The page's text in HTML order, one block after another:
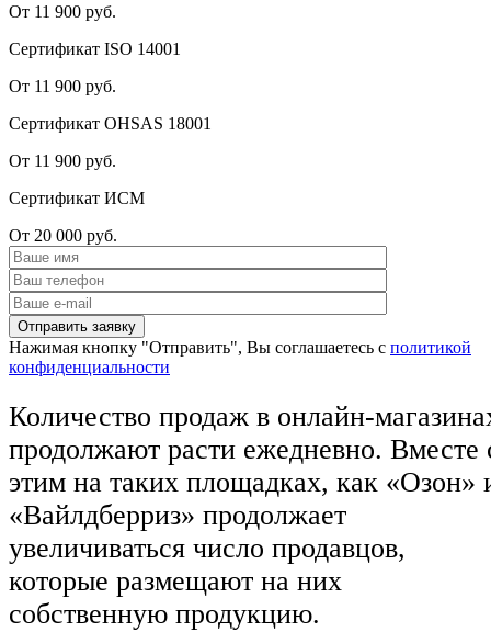
От 11 900 руб.
Сертификат ISO 14001
От 11 900 руб.
Сертификат OHSAS 18001
От 11 900 руб.
Сертификат ИСМ
От 20 000 руб.
Нажимая кнопку "Отправить", Вы соглашаетесь с политикой
конфиденциальности
Количество продаж в онлайн-
продолжают расти ежедневно. Вместе
этим на таких площадках, как «Озон»
«Вайлдберриз» продолжает
увеличиваться число продавцов,
которые размещают на них
собственную продукцию.